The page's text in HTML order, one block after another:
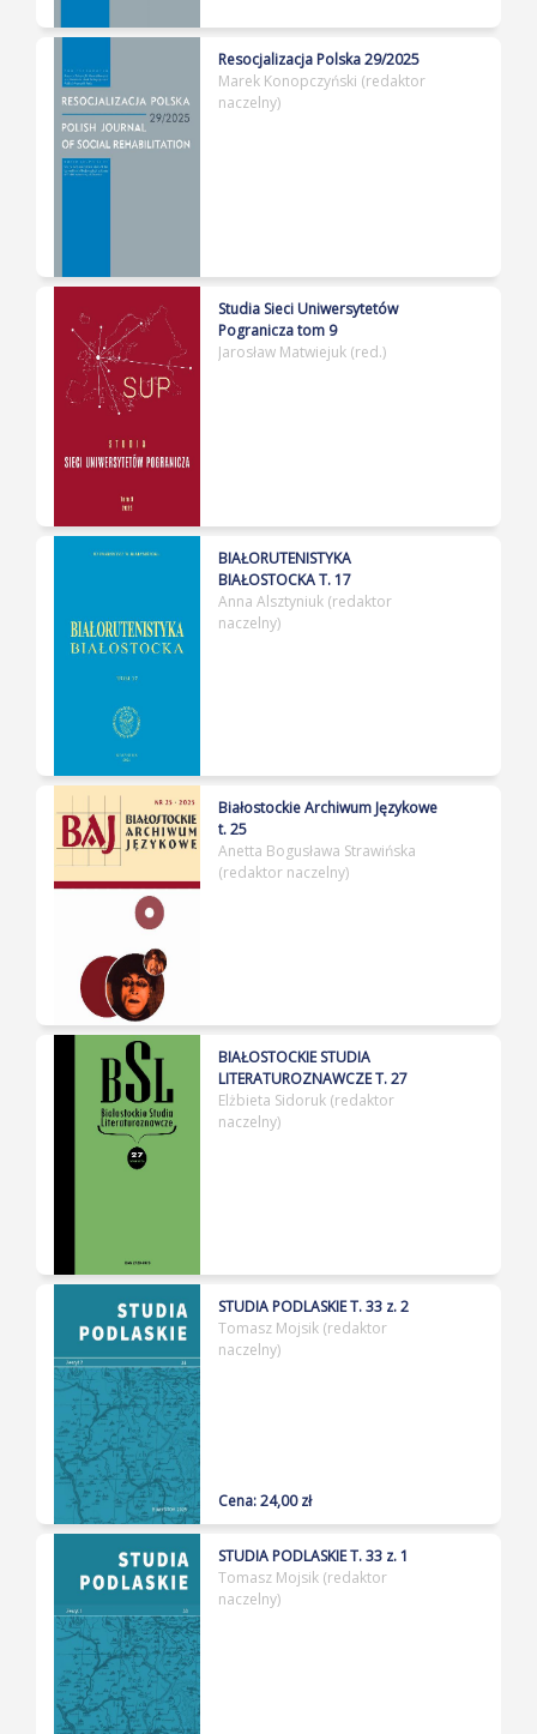
Resocjalizacja Polska 29/2025
Marek Konopczyński (redaktor
naczelny)
Studia Sieci Uniwersytetów
Pogranicza tom 9
Jarosław Matwiejuk (red.)
BIAŁORUTENISTYKA
BIAŁOSTOCKA T. 17
Anna Alsztyniuk (redaktor
naczelny)
Białostockie Archiwum Językowe
t. 25
Anetta Bogusława Strawińska
(redaktor naczelny)
BIAŁOSTOCKIE STUDIA
LITERATUROZNAWCZE T. 27
Elżbieta Sidoruk (redaktor
naczelny)
STUDIA PODLASKIE T. 33 z. 2
Tomasz Mojsik (redaktor
naczelny)
Cena: 24,00 zł
STUDIA PODLASKIE T. 33 z. 1
Tomasz Mojsik (redaktor
naczelny)